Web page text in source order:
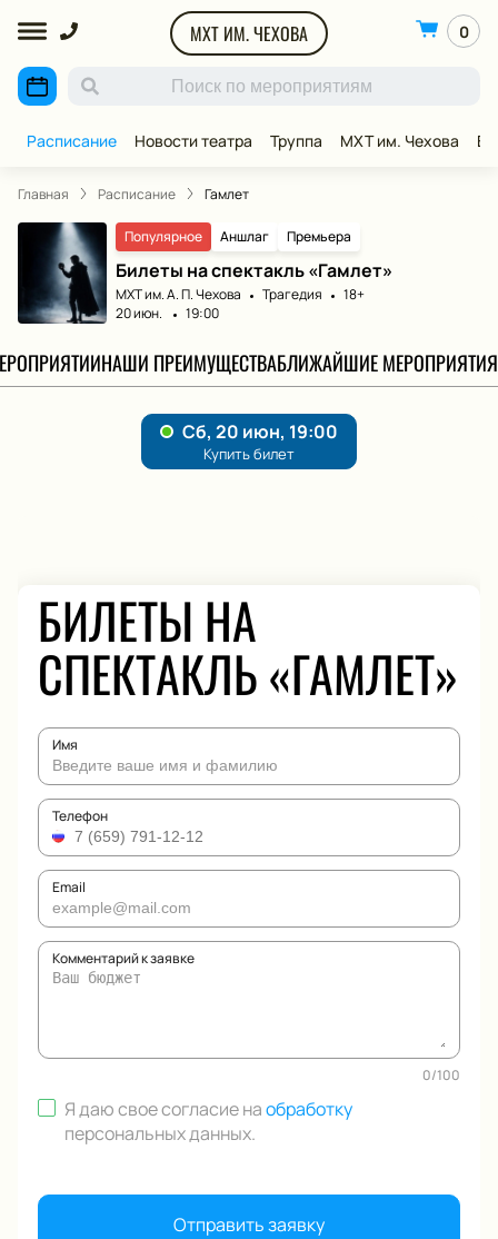
МХТ ИМ. ЧЕХОВА 0
Расписание Новости театра Труппа МХТ им. Чехова
Главная Расписание Гамлет
Популярное Аншлаг Премьера
Билеты на спектакль «Гамлет»
МХТ им. А. П. Чехова Трагедия
18+
20 июн.
19:00
НАШИ ПРЕИМУЩЕСТВАБЛИЖАЙШИЕ МЕРОПРИЯТИЯ
БИЛЕТЫ НА
СПЕКТАКЛЬ «ГАМЛЕТ»
Имя
Телефон
Email
Комментарий к заявке
0/100
Я даю свое согласие наобработку
персональных данных.
Отправить заявку